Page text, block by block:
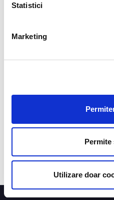
Statistici
Marketing
Permite
Utilizare doar